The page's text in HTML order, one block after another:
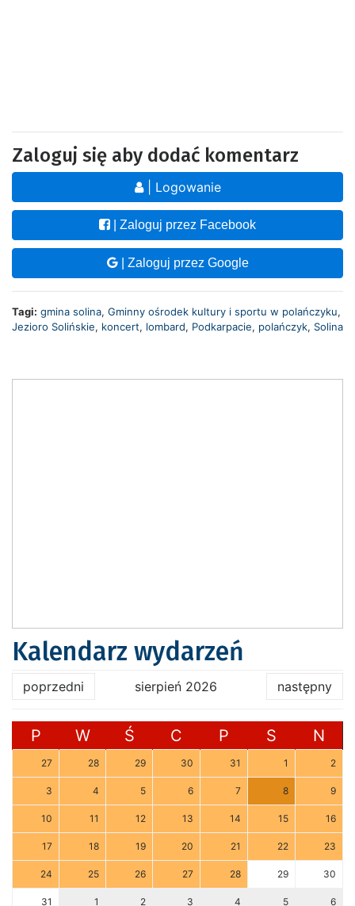
Zaloguj się aby dodać komentarz
| Logowanie
| Zaloguj przez Facebook
| Zaloguj przez Google
Tagi: gmina solina, Gminny ośrodek kultury i sportu w polańczyku,
Jezioro Solińskie, koncert, lombard, Podkarpacie, polańczyk, Solina
Kalendarz wydarzeń
poprzedni sierpień 2026 następny
P W Ś C P S N
27 28 29 30 31 1 2
3 4 5 6 7 8 9
10 11 12 13 14 15 16
17 18 19 20 21 22 23
24 25 26 27 28 29 30
31 1 2 3 4 5 6